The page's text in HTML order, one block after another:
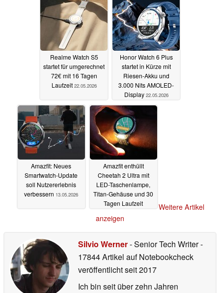
Realme Watch S5
startet für umgerechnet
72€ mit 16 Tagen
Laufzeit 22.05.2026
Honor Watch 6 Plus
startet in Kürze mit
Riesen-Akku und
3.000 Nits AMOLED-
Display 22.05.2026
Amazfit: Neues
Smartwatch-Update
soll Nutzererlebnis
verbessern 13.05.2026
Amazfit enthüllt
Cheetah 2 Ultra mit
LED-Taschenlampe,
Titan-Gehäuse und 30
Tagen Laufzeit
Weitere Artikel
anzeigen
Silvio Werner- Senior Tech Writer-
17844 Artikel auf Notebookcheck
veröffentlichtseit 2017
Ich bin seit über zehn Jahren